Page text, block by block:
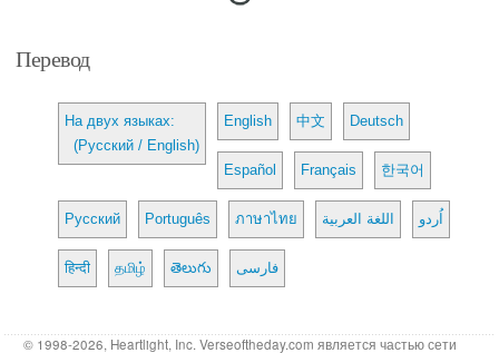
Перевод
На двух языках:
(Русский / English)
English 中文 Deutsch
Español Français 한국어
Русский Português ภาษาไทย اللغة العربية اُردو
हिन्दी தமிழ் తెలుగు فارسی
© 1998-2026, Heartlight, Inc. Verseoftheday.com является частью сети